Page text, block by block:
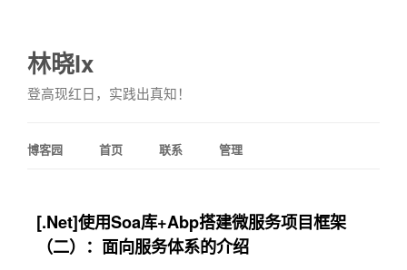
林晓lx
登高现红日，实践出真知！
博客园 首页 联系 管理
[.Net]使用Soa库+Abp搭建微服务项目框架
（二）：面向服务体系的介绍